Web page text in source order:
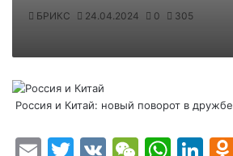
БРИКС 24.04.2024 0 305
Россия и Китай: новый поворот в дружбе